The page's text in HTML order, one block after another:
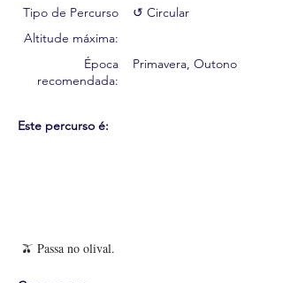
Tipo de Percurso
Altitude máxima:
Época
recomendada:
↺ Circular
Primavera, Outono
Este percurso é:
🫒 Passa no olival.